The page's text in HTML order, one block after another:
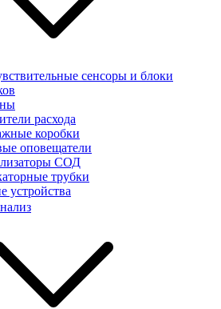
сенсоры и блоки
расхода
коробки
оповещатели
СОД
трубки
устройства